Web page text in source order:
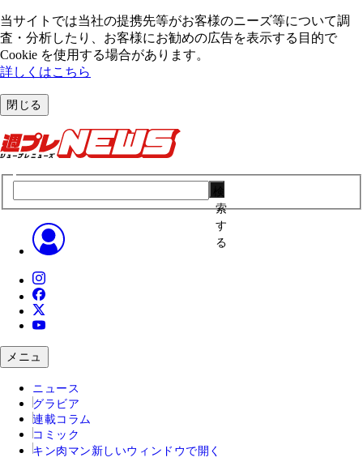
当サイトでは当社の提携先等がお客様のニーズ等について調
査・分析したり、お客様にお勧めの広告を表⽰する⽬的で
Cookie を使⽤する場合があります。
詳しくはこちら
閉じる
索
す
る
メニュ
ニュース
グラビア
連載コラム
コミック
キン肉マン 新しいウィンドウで開く